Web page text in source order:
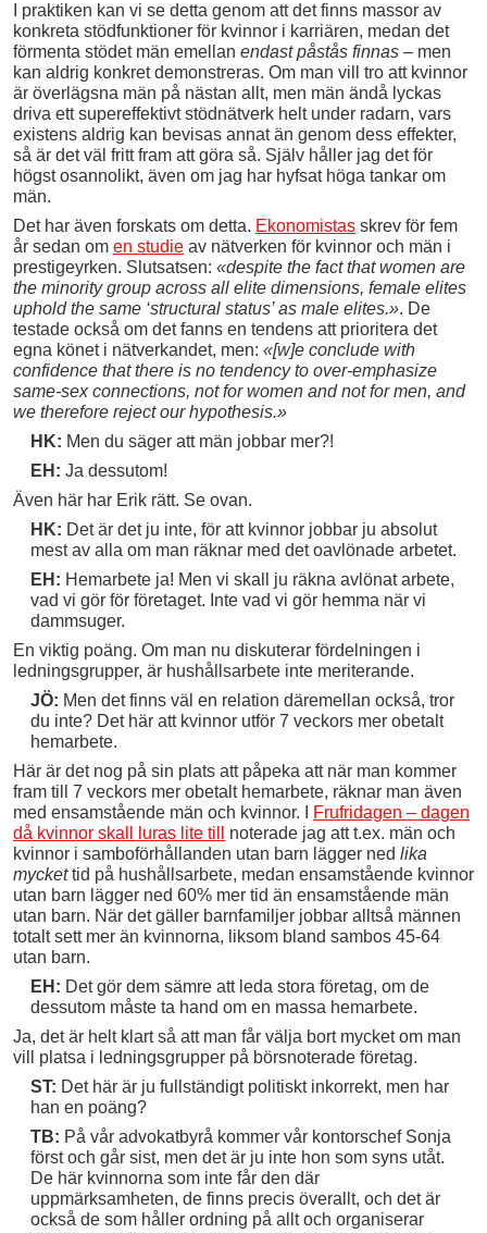
I praktiken kan vi se detta genom att det finns massor av
konkreta stödfunktioner för kvinnor i karriären, medan det
förmenta stödet män emellan endast påstås finnas – men
kan aldrig konkret demonstreras. Om man vill tro att kvinnor
är överlägsna män på nästan allt, men män ändå lyckas
driva ett supereffektivt stödnätverk helt under radarn, vars
existens aldrig kan bevisas annat än genom dess effekter,
så är det väl fritt fram att göra så. Själv håller jag det för
högst osannolikt, även om jag har hyfsat höga tankar om
män.
Det har även forskats om detta. Ekonomistas skrev för fem
år sedan om en studie av nätverken för kvinnor och män i
prestigeyrken. Slutsatsen: «despite the fact that women are
the minority group across all elite dimensions, female elites
uphold the same ‘structural status’ as male elites.». De
testade också om det fanns en tendens att prioritera det
egna könet i nätverkandet, men: «[w]e conclude with
confidence that there is no tendency to over-emphasize
same-sex connections, not for women and not for men, and
we therefore reject our hypothesis.»
HK: Men du säger att män jobbar mer?!
EH: Ja dessutom!
Även här har Erik rätt. Se ovan.
HK: Det är det ju inte, för att kvinnor jobbar ju absolut
mest av alla om man räknar med det oavlönade arbetet.
EH: Hemarbete ja! Men vi skall ju räkna avlönat arbete,
vad vi gör för företaget. Inte vad vi gör hemma när vi
dammsuger.
En viktig poäng. Om man nu diskuterar fördelningen i
ledningsgrupper, är hushållsarbete inte meriterande.
JÖ: Men det finns väl en relation däremellan också, tror
du inte? Det här att kvinnor utför 7 veckors mer obetalt
hemarbete.
Här är det nog på sin plats att påpeka att när man kommer
fram till 7 veckors mer obetalt hemarbete, räknar man även
med ensamstående män och kvinnor. I
Frufridagen – dagen
då kvinnor skall luras lite till
noterade jag att t.ex. män och
kvinnor i samboförhållanden utan barn lägger ned lika
myckettid på hushållsarbete, medan ensamstående kvinnor
utan barn lägger ned 60% mer tid än ensamstående män
utan barn. När det gäller barnfamiljer jobbar alltså männen
totalt sett mer än kvinnorna, liksom bland sambos 45-64
utan barn.
EH: Det gör dem sämre att leda stora företag, om de
dessutom måste ta hand om en massa hemarbete.
Ja, det är helt klart så att man får välja bort mycket om man
vill platsa i ledningsgrupper på börsnoterade företag.
ST: Det här är ju fullständigt politiskt inkorrekt, men har
han en poäng?
TB: På vår advokatbyrå kommer vår kontorschef Sonja
först och går sist, men det är ju inte hon som syns utåt.
De här kvinnorna som inte får den där
uppmärksamheten, de finns precis överallt, och det är
också de som håller ordning på allt och organiserar